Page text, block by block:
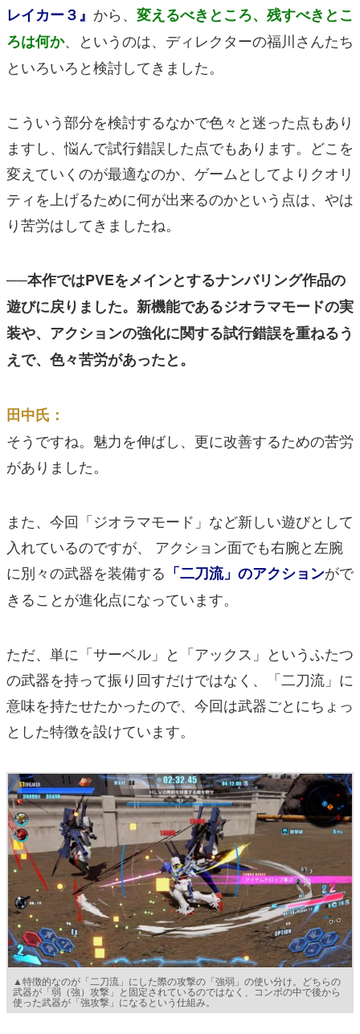
レイカー３』 から、 変えるべきところ、残すべきとこ
ろは何か、というのは、ディレクターの福川さんたち
といろいろと検討してきました。
こういう部分を検討するなかで色々と迷った点もあり
ますし、悩んで試行錯誤した点でもあります。どこを
変えていくのが最適なのか、ゲームとしてよりクオリ
ティを上げるために何が出来るのかという点は、やは
り苦労はしてきましたね。
──本作ではPVEをメインとするナンバリング作品の
遊びに戻りました。新機能であるジオラマモードの実
装や、アクションの強化に関する試行錯誤を重ねるう
えで、色々苦労があったと。
田中氏：
そうですね。魅力を伸ばし、更に改善するための苦労
がありました。
また、今回「ジオラマモード」など新しい遊びとして
入れているのですが、 アクション面でも右腕と左腕
に別々の武器を装備する 「二刀流」のアクションがで
きることが進化点になっています。
ただ、単に「サーベル」と「アックス」というふたつ
の武器を持って振り回すだけではなく、「二刀流」に
意味を持たせたかったので、今回は武器ごとにちょっ
とした特徴を設けています。
▲特徴的なのが「二刀流」にした際の攻撃の「強弱」の使い分け。どちらの
武器が「弱（強）攻撃」と固定されているのではなく、コンボの中で後から
使った武器が「強攻撃」になるという仕組み。